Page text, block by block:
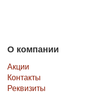
О компании
Акции
Контакты
Реквизиты